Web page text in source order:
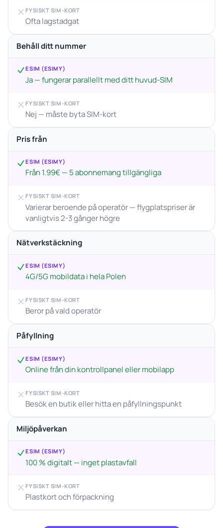
FYSISKT SIM-KORT
Ofta lagstadgat
Behåll ditt nummer
ESIM (ESIMY)
Ja — fungerar parallellt med ditt huvud-SIM
FYSISKT SIM-KORT
Nej — måste byta SIM-kort
Pris från
ESIM (ESIMY)
Från 1.99€ — 5 abonnemang tillgängliga
FYSISKT SIM-KORT
Varierar beroende på operatör — flygplatspriser är
vanligtvis 2-3 gånger högre
Nätverkstäckning
ESIM (ESIMY)
4G/5G mobildata i hela Polen
FYSISKT SIM-KORT
Beror på vald operatör
Påfyllning
ESIM (ESIMY)
Online från din kontrollpanel eller mobilapp
FYSISKT SIM-KORT
Besök en butik eller hitta en påfyllningspunkt
Miljöpåverkan
ESIM (ESIMY)
100 % digitalt — inget plastavfall
FYSISKT SIM-KORT
Plastkort och förpackning